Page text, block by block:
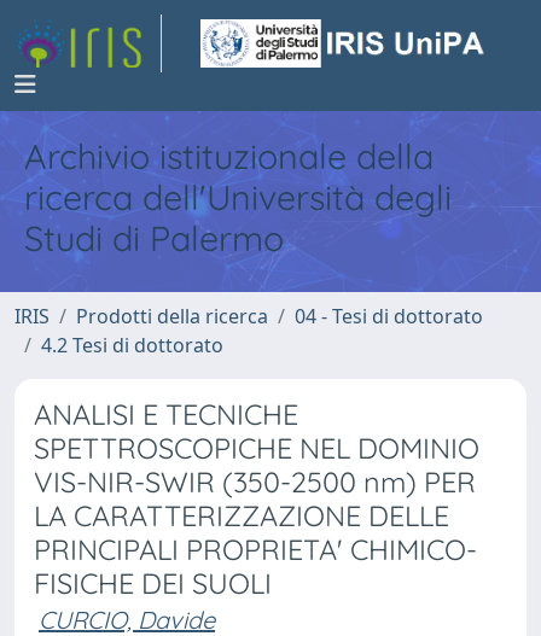
Archivio istituzionale della
ricerca dell'Università degli
Studi di Palermo
IRIS Prodotti della ricerca
04 - Tesi di dottorato
4.2 Tesi di dottorato
ANALISI E TECNICHE
SPETTROSCOPICHE NEL DOMINIO
VIS-NIR-SWIR (350-2500 nm) PER
LA CARATTERIZZAZIONE DELLE
PRINCIPALI PROPRIETA' CHIMICO-
FISICHE DEI SUOLI
CURCIO, Davide